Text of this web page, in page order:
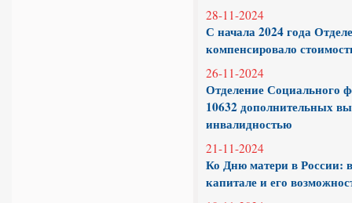
28-11-2024
С начала 2024 года
компенсировало
26-11-2024
Отделение Социального
10632 дополнительных
инвалидностью
21-11-2024
Ко Дню матери в России:
капитале и его